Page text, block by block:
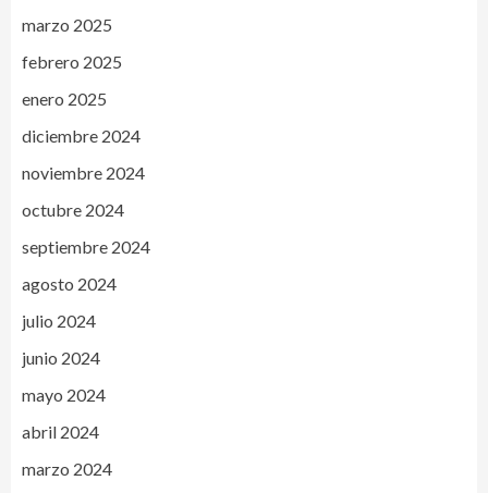
marzo 2025
febrero 2025
enero 2025
diciembre 2024
noviembre 2024
octubre 2024
septiembre 2024
agosto 2024
julio 2024
junio 2024
mayo 2024
abril 2024
marzo 2024